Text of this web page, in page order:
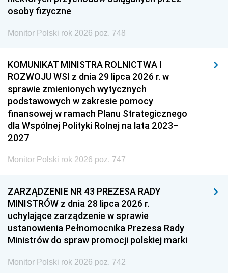
osoby fizyczne
Monitor Polski rok 2026 poz. 748
KOMUNIKAT MINISTRA ROLNICTWA I
ROZWOJU WSI z dnia 29 lipca 2026 r. w
sprawie zmienionych wytycznych
podstawowych w zakresie pomocy
finansowej w ramach Planu Strategicznego
dla Wspólnej Polityki Rolnej na lata 2023–
2027
Monitor Polski rok 2026 poz. 747
ZARZĄDZENIE NR 43 PREZESA RADY
MINISTRÓW z dnia 28 lipca 2026 r.
uchylające zarządzenie w sprawie
ustanowienia Pełnomocnika Prezesa Rady
Ministrów do spraw promocji polskiej marki
Monitor Polski rok 2026 poz. 742